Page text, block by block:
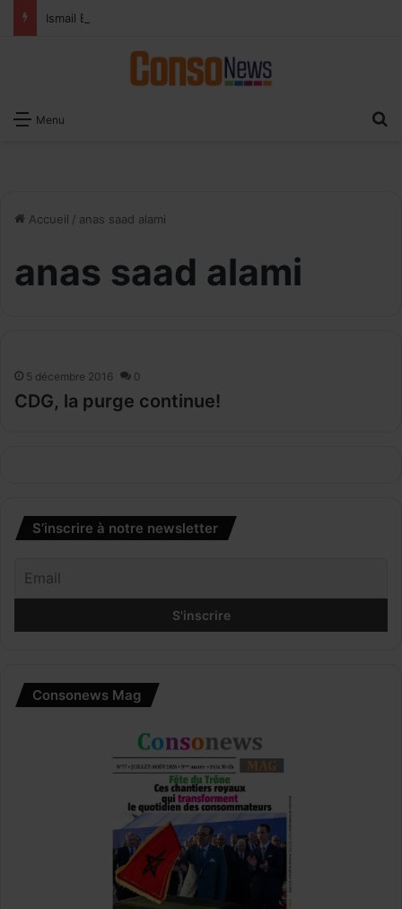
Menu
Accueil / anas saad alami
anas saad alami
5 décembre 2016 0
CDG, la purge continue!
S’inscrire à notre newsletter
Consonews Mag